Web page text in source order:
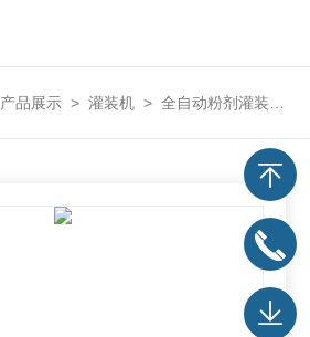
产品展示 > 灌装机 > 全自动粉剂灌装机